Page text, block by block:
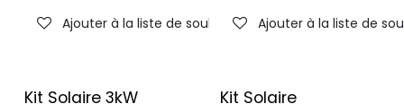
Ajouter à la liste de souhaits Ajouter à la liste de
Kit Solaire 3kW
Kit Solaire